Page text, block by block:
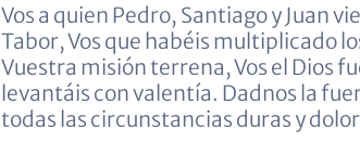
Vos a quien Pedro, Santiago y Juan
Tabor, Vos que habéis multiplicado
Vuestra misión terrena, Vos el Dios
levantáis con valentía. Dadnos la
todas las circunstancias duras y